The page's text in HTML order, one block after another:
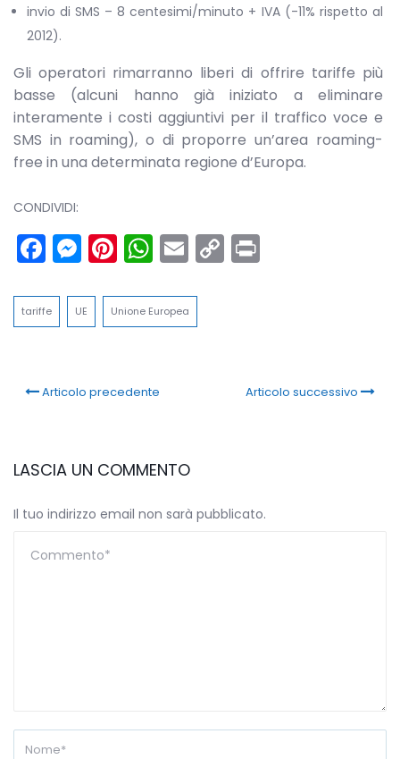
invio di SMS – 8 centesimi/minuto + IVA (-11% rispetto al
2012).
Gli operatori rimarranno liberi di offrire tariffe più
basse (alcuni hanno già iniziato a eliminare
interamente i costi aggiuntivi per il traffico voce e
SMS in roaming), o di proporre un’area roaming-
free in una determinata regione d’Europa.
CONDIVIDI:
Facebook
Messenger
Pinterest
WhatsApp
Email
Copy
tariffe UE Unione Europea
Articolo precedente Articolo successivo
LASCIA UN COMMENTO
Il tuo indirizzo email non sarà pubblicato.